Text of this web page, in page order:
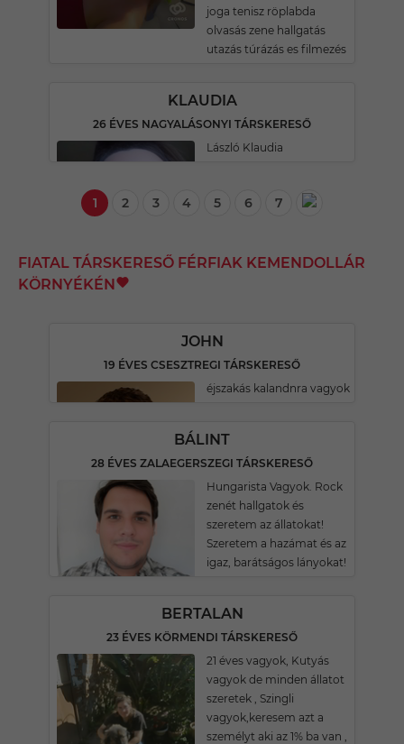
joga tenisz röplabda
olvasás zene hallgatás
utazás túrázás es filmezés
KLAUDIA
26 ÉVES NAGYALÁSONYI TÁRSKERESŐ
László Klaudia
1 2 3 4 5 6 7
FIATAL TÁRSKERESŐ FÉRFIAK KEMENDOLLÁR
KÖRNYÉKÉN
JOHN
19 ÉVES CSESZTREGI TÁRSKERESŐ
éjszakás kalandnra vagyok
BÁLINT
28 ÉVES ZALAEGERSZEGI TÁRSKERESŐ
Hungarista Vagyok. Rock
zenét hallgatok és
szeretem az állatokat!
Szeretem a hazámat és az
igaz, barátságos lányokat!
BERTALAN
23 ÉVES KÖRMENDI TÁRSKERESŐ
21 éves vagyok, Kutyás
vagyok de minden állatot
szeretek , Szingli
vagyok,keresem azt a
személyt aki az 1% ba van ,